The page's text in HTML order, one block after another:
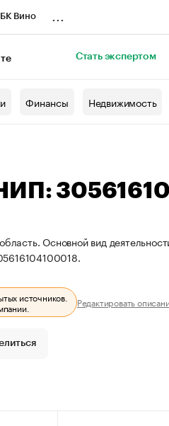
Вино
Стать экспертом
Финансы Недвижимость
Основной вид
источников.
Редактировать